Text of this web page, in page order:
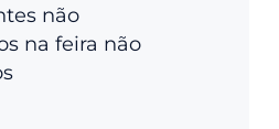
não
na feira não